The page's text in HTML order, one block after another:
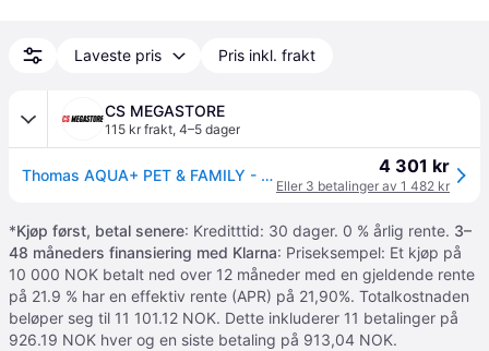
Laveste pris Pris inkl. frakt
CS MEGASTORE
115 kr frakt, 4–5 dager
Thomas AQUA+ PET & FAMILY - Støvsuger - kanister - vannfiltrering / pose 4 301 kr
Eller 3 betalinger av 1 482 kr
*Kjøp først, betal senere: Kreditttid: 30 dager. 0 % årlig rente. 3–
48 måneders finansiering med Klarna: Priseksempel: Et kjøp på
10 000 NOK betalt ned over 12 måneder med en gjeldende rente
på 21.9 % har en effektiv rente (APR) på 21,90%. Totalkostnaden
beløper seg til 11 101.12 NOK. Dette inkluderer 11 betalinger på
926.19 NOK hver og en siste betaling på 913,04 NOK.